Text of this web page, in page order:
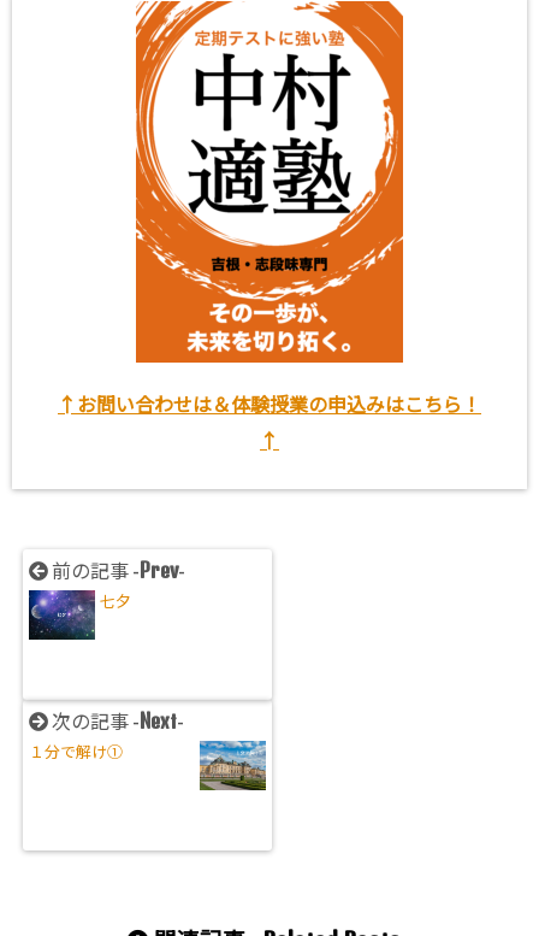
↑お問い合わせは＆体験授業の申込みはこちら！
↑
前の記事 -Prev-
七夕
次の記事 -Next-
１分で解け①